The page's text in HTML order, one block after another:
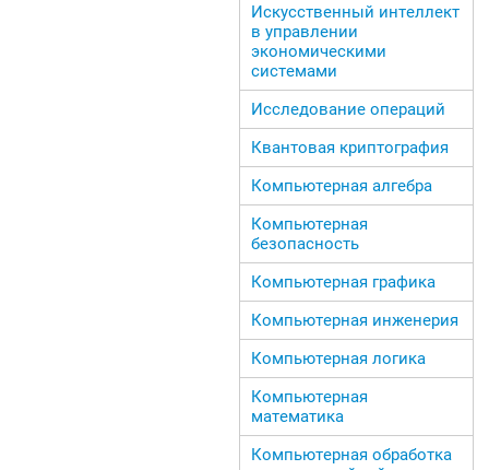
Искусственный интеллект
в управлении
экономическими
системами
Исследование операций
Квантовая криптография
Компьютерная алгебра
Компьютерная
безопасность
Компьютерная графика
Компьютерная инженерия
Компьютерная логика
Компьютерная
математика
Компьютерная обработка